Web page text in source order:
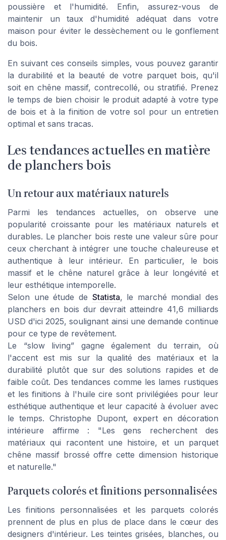
poussière et l'humidité. Enfin, assurez-vous de
maintenir un taux d'humidité adéquat dans votre
maison pour éviter le dessèchement ou le gonflement
du bois.
En suivant ces conseils simples, vous pouvez garantir
la durabilité et la beauté de votre parquet bois, qu'il
soit en chêne massif, contrecollé, ou stratifié. Prenez
le temps de bien choisir le produit adapté à votre type
de bois et à la finition de votre sol pour un entretien
optimal et sans tracas.
Les tendances actuelles en matière
de planchers bois
Un retour aux matériaux naturels
Parmi les tendances actuelles, on observe une
popularité croissante pour les matériaux naturels et
durables. Le plancher bois reste une valeur sûre pour
ceux cherchant à intégrer une touche chaleureuse et
authentique à leur intérieur. En particulier, le bois
massif et le chêne naturel grâce à leur longévité et
leur esthétique intemporelle.
Selon une étude de Statista, le marché mondial des
planchers en bois dur devrait atteindre 41,6 milliards
USD d'ici 2025, soulignant ainsi une demande continue
pour ce type de revêtement.
Le “slow living” gagne également du terrain, où
l'accent est mis sur la qualité des matériaux et la
durabilité plutôt que sur des solutions rapides et de
faible coût. Des tendances comme les lames rustiques
et les finitions à l'huile cire sont privilégiées pour leur
esthétique authentique et leur capacité à évoluer avec
le temps. Christophe Dupont, expert en décoration
intérieure affirme : "Les gens recherchent des
matériaux qui racontent une histoire, et un parquet
chêne massif brossé offre cette dimension historique
et naturelle."
Parquets colorés et finitions personnalisées
Les finitions personnalisées et les parquets colorés
prennent de plus en plus de place dans le cœur des
designers d'intérieur. Les teintes grisées, blanches, ou